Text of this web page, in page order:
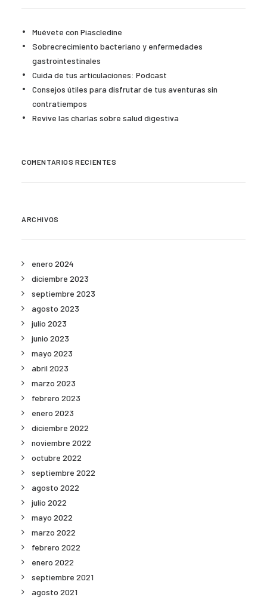
Muévete con Piascledine
Sobrecrecimiento bacteriano y enfermedades
gastrointestinales
Cuida de tus articulaciones: Podcast
Consejos útiles para disfrutar de tus aventuras sin
contratiempos
Revive las charlas sobre salud digestiva
COMENTARIOS RECIENTES
ARCHIVOS
enero 2024
diciembre 2023
septiembre 2023
agosto 2023
julio 2023
junio 2023
mayo 2023
abril 2023
marzo 2023
febrero 2023
enero 2023
diciembre 2022
noviembre 2022
octubre 2022
septiembre 2022
agosto 2022
julio 2022
mayo 2022
marzo 2022
febrero 2022
enero 2022
septiembre 2021
agosto 2021